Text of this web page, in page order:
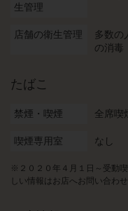
生管理
店舗の衛生管理 多数の
の消毒
たばこ
禁煙・喫煙 全席喫
喫煙専用室 なし
※２０２０年４月１日～受動
しい情報はお店へお問い合わせ